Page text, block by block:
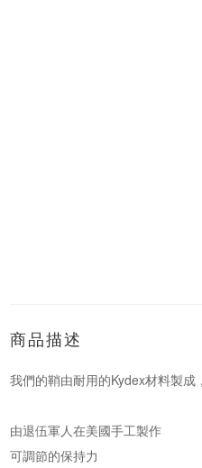
商品描述
我們的鞘由耐用的Kydex材料製成
由退伍軍人在美國手工製作
可調節的保持力